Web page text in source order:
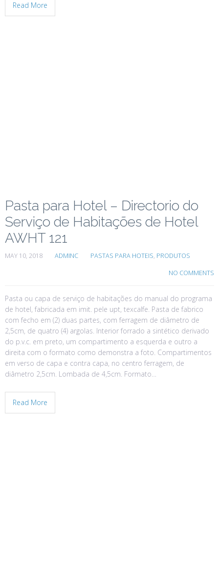
Read More
Pasta para Hotel – Directorio do
Serviço de Habitações de Hotel
AWHT 121
MAY 10, 2018 ADMINC PASTAS PARA HOTEIS, PRODUTOS
NO COMMENTS
Pasta ou capa de serviço de habitações do manual do programa
de hotel, fabricada em imit. pele upt, texcalfe. Pasta de fabrico
com fecho em (2) duas partes, com ferragem de diâmetro de
2,5cm, de quatro (4) argolas. Interior forrado a sintético derivado
do p.v.c. em preto, um compartimento a esquerda e outro a
direita com o formato como demonstra a foto. Compartimentos
em verso de capa e contra capa, no centro ferragem, de
diâmetro 2,5cm. Lombada de 4,5cm. Formato…
Read More